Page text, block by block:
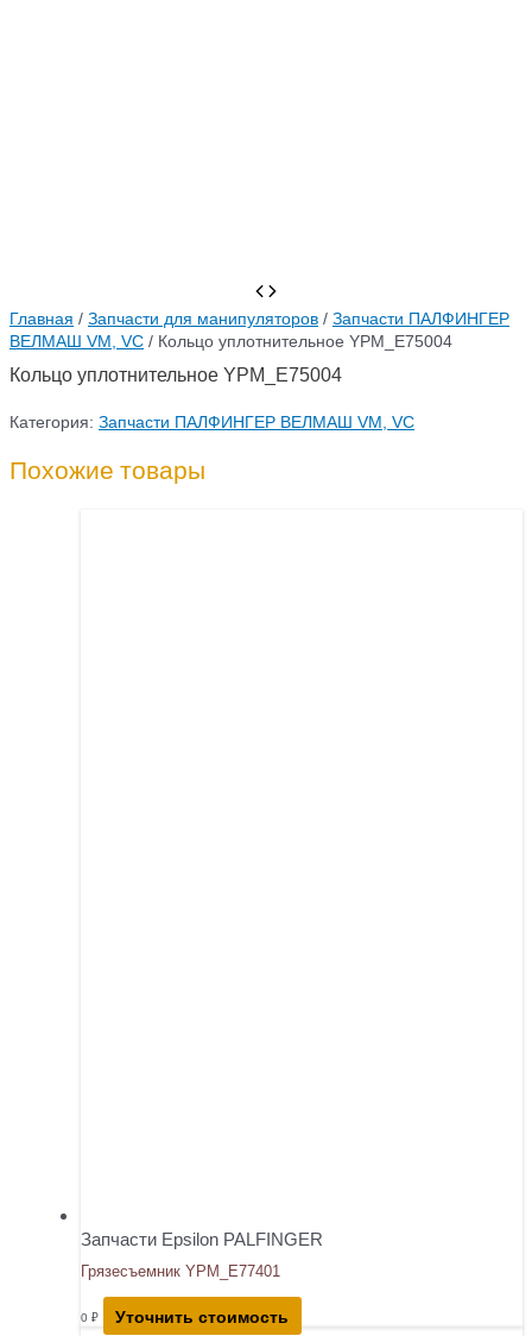
Главная / Запчасти для манипуляторов / Запчасти ПАЛФИНГЕР
ВЕЛМАШ VM, VC / Кольцо уплотнительное YPM_E75004
Кольцо уплотнительное YPM_E75004
Категория: Запчасти ПАЛФИНГЕР ВЕЛМАШ VM, VC
Похожие товары
Запчасти Epsilon PALFINGER
Грязесъемник YPM_E77401
0 ₽ Уточнить стоимость